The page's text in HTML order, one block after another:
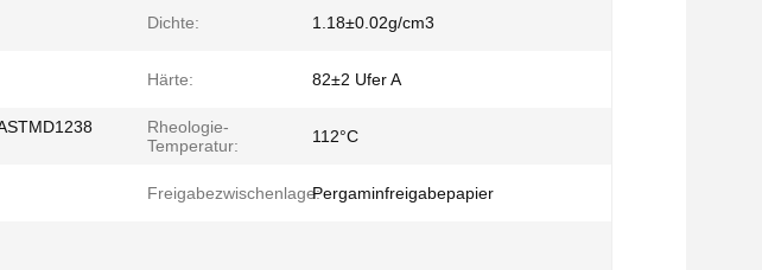
Dichte: 1.18±0.02g/cm3
Härte: 82±2 Ufer A
Rheologie-
Temperatur:
112°C
Freigabezwischenlage:Pergaminfreigabepapier